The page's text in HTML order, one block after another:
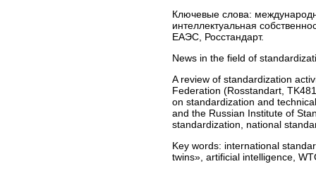
Ключевые слова:
интеллектуальная
ЕАЭС, Росстандарт.
News in the field of
A review of standardization
Federation (Rosstandart,
on standardization and
and the Russian Institute of
standardization, national
Key words: international
twins», artificial intelligence,